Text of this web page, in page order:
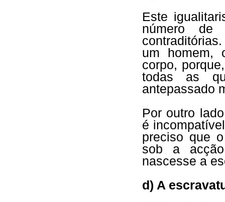
Este
número de
um homem,
corpo,
todas as
antepassado
Por outro
é
preciso que
sob a
nascesse a
d) A